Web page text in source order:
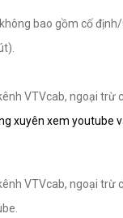
bao gồm cố định/
VTVcab, ngoại trừ
xuyên xem youtube
VTVcab, ngoại trừ